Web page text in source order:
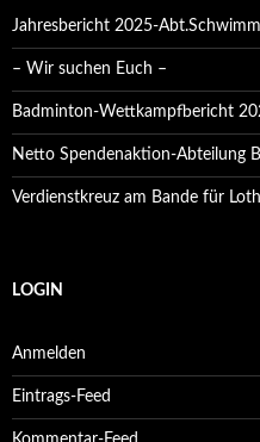
Jahresbericht 2025-
– Wir suchen Euch –
Badminton-Wettkampfbericht
Netto Spendenaktion-Abteilung
Verdienstkreuz am Bande für
LOGIN
Anmelden
Eintrags-Feed